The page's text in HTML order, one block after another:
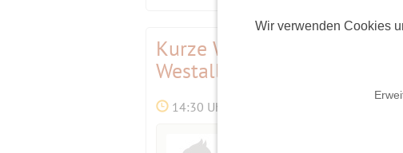
Wir verwenden Cookies
Kurze Wanderung vom
Westalliirten in Berlin (1945
14:30 Uhr